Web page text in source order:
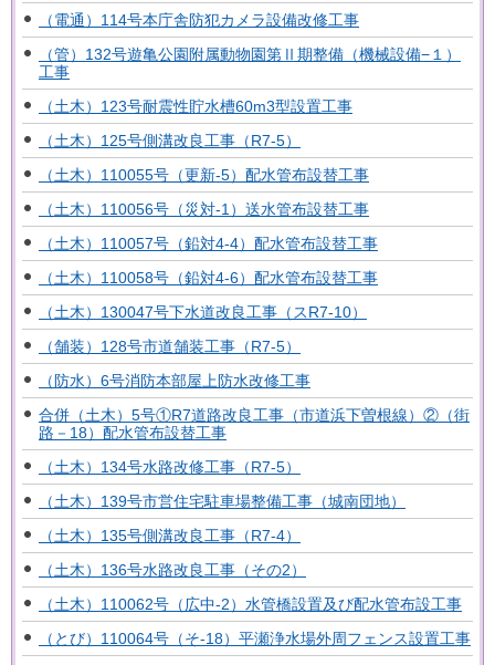
（電通）114号本庁舎防犯カメラ設備改修工事
（管）132号遊亀公園附属動物園第Ⅱ期整備（機械設備−１）
工事
（土木）123号耐震性貯水槽60m3型設置工事
（土木）125号側溝改良工事（R7-5）
（土木）110055号（更新-5）配水管布設替工事
（土木）110056号（災対-1）送水管布設替工事
（土木）110057号（鉛対4-4）配水管布設替工事
（土木）110058号（鉛対4-6）配水管布設替工事
（土木）130047号下水道改良工事（スR7-10）
（舗装）128号市道舗装工事（R7-5）
（防水）6号消防本部屋上防水改修工事
合併（土木）5号①R7道路改良工事（市道浜下曽根線）②（街
路－18）配水管布設替工事
（土木）134号水路改修工事（R7-5）
（土木）139号市営住宅駐車場整備工事（城南団地）
（土木）135号側溝改良工事（R7-4）
（土木）136号水路改良工事（その2）
（土木）110062号（広中-2）水管橋設置及び配水管布設工事
（とび）110064号（そ-18）平瀬浄水場外周フェンス設置工事